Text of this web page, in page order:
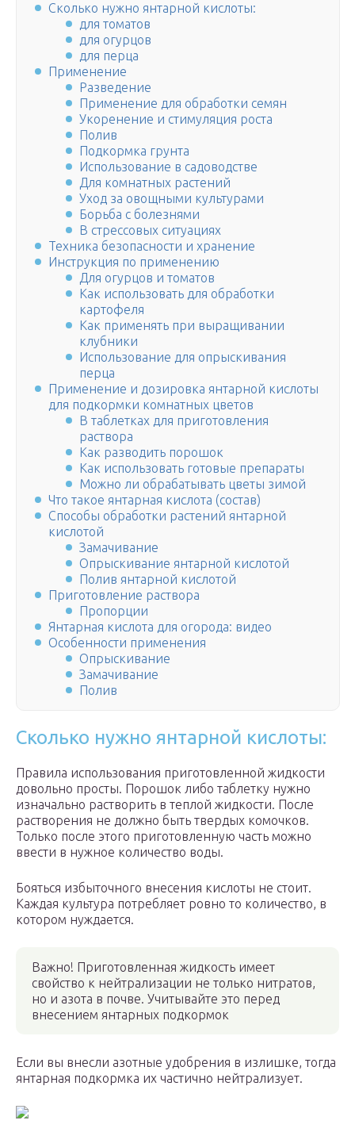
Сколько нужно янтарной кислоты:
для томатов
для огурцов
для перца
Применение
Разведение
Применение для обработки семян
Укоренение и стимуляция роста
Полив
Подкормка грунта
Использование в садоводстве
Для комнатных растений
Уход за овощными культурами
Борьба с болезнями
В стрессовых ситуациях
Техника безопасности и хранение
Инструкция по применению
Для огурцов и томатов
Как использовать для обработки
картофеля
Как применять при выращивании
клубники
Использование для опрыскивания
перца
Применение и дозировка янтарной кислоты
для подкормки комнатных цветов
В таблетках для приготовления
раствора
Как разводить порошок
Как использовать готовые препараты
Можно ли обрабатывать цветы зимой
Что такое янтарная кислота (состав)
Способы обработки растений янтарной
кислотой
Замачивание
Опрыскивание янтарной кислотой
Полив янтарной кислотой
Приготовление раствора
Пропорции
Янтарная кислота для огорода: видео
Особенности применения
Опрыскивание
Замачивание
Полив
Сколько нужно янтарной кислоты:
Правила использования приготовленной жидкости
довольно просты. Порошок либо таблетку нужно
изначально растворить в теплой жидкости. После
растворения не должно быть твердых комочков.
Только после этого приготовленную часть можно
ввести в нужное количество воды.
Бояться избыточного внесения кислоты не стоит.
Каждая культура потребляет ровно то количество, в
котором нуждается.
Важно! Приготовленная жидкость имеет
свойство к нейтрализации не только нитратов,
но и азота в почве. Учитывайте это перед
внесением янтарных подкормок
Если вы внесли азотные удобрения в излишке, тогда
янтарная подкормка их частично нейтрализует.